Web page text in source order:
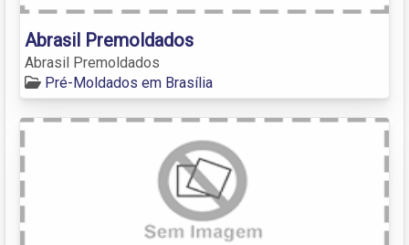
Abrasil Premoldados
Abrasil Premoldados
Pré-Moldados em Brasília